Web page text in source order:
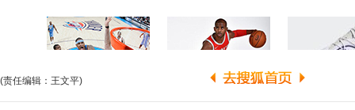
(责任编辑：王文平)